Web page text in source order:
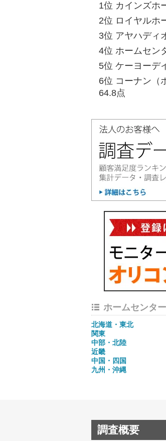
1位 カインズホ
2位 ロイヤルホ
3位 アヤハディ
4位 ホームセン
5位 ケーヨーデ
6位 コーナン（
64.8点
ホームセンタ
北海道・東北
関東
中部・北陸
近畿
中国・四国
九州・沖縄
調査概要